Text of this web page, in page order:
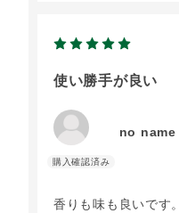
使い勝手が良い
no name
香りも味も良いです。